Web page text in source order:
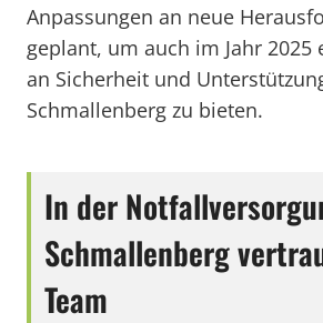
Anpassungen an neue
geplant, um auch im Jahr 2025
an Sicherheit und
Schmallenberg zu bieten.
In der
Schmallenberg
Team